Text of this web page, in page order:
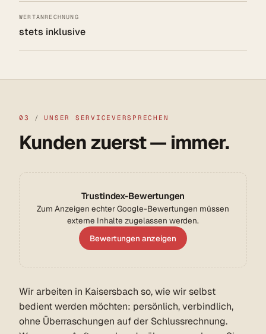
WERTANRECHNUNG
stets inklusive
03 / UNSER SERVICEVERSPRECHEN
Kunden zuerst — immer.
Trustindex-Bewertungen
Zum Anzeigen echter Google-Bewertungen müssen
externe Inhalte zugelassen werden.
Bewertungen anzeigen
Wir arbeiten in Kaisersbach so, wie wir selbst
bedient werden möchten: persönlich, verbindlich,
ohne Überraschungen auf der Schlussrechnung.